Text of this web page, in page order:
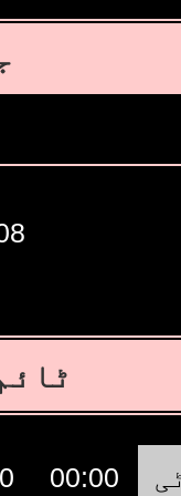
08 اگست,
00:00